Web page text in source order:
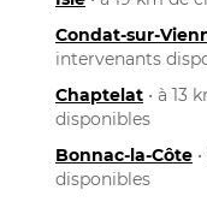
Condat-sur-
intervenants
Chaptelat • à 13
disponibles
Bonnac-la-Côte
disponibles